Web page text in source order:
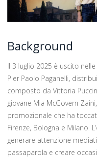
Background
Il 3 luglio 2025 è uscito nelle
Pier Paolo Paganelli,
composto da Vittoria
giovane Mia McGovern
promozionale che ha
Firenze, Bologna e Milano.
generare attenzione
passaparola e creare